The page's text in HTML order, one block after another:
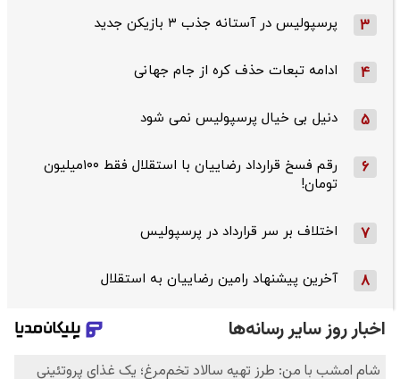
3 پرسپولیس در آستانه جذب ۳ بازیکن جدید
4 ادامه تبعات حذف کره از جام جهانی
5 دنیل بی خیال پرسپولیس نمی شود
6
رقم فسخ قرارداد رضاییان با استقلال فقط ۱۰۰میلیون
تومان!
7 اختلاف بر سر قرارداد در پرسپولیس
8 آخرین پیشنهاد رامین رضاییان به استقلال